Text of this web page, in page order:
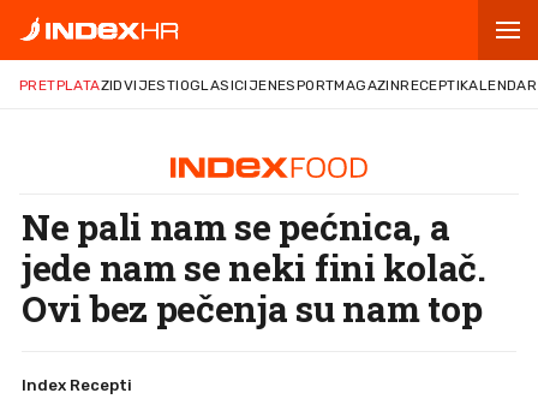
PRETPLATAZIDVIJESTIOGLASICIJENESPORTMAGAZINRECEPTIKALENDAR
Ne pali nam se pećnica, a
jede nam se neki fini kolač.
Ovi bez pečenja su nam top
Index Recepti